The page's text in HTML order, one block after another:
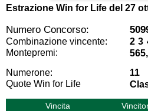
Estrazione Win for Life del 27
Numero Concorso:
Combinazione vincente:
2 3
Montepremi:
Numerone:
11
Quote Win for Life
Vincita